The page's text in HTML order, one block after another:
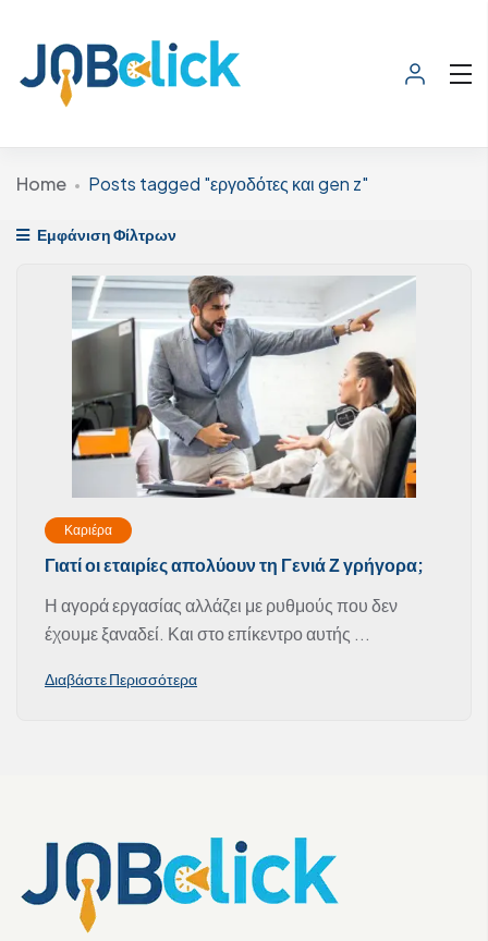
Home Posts tagged "εργοδότες και gen z"
Εμφάνιση Φίλτρων
Καριέρα
Γιατί οι εταιρίες απολύουν τη Γενιά Ζ γρήγορα;
Η αγορά εργασίας αλλάζει με ρυθμούς που δεν
έχουμε ξαναδεί. Και στο επίκεντρο αυτής ...
Διαβάστε Περισσότερα